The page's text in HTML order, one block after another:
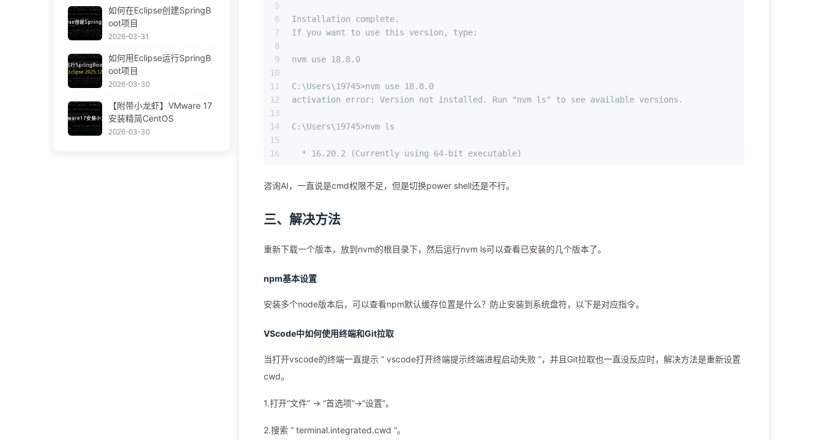
5
6
7
8
9
10
11
12
13
14
15
16
Installation complete.
If you want to use this version, type:
nvm use 18.8.0
C:\Users\19745>nvm use 18.8.0
activation error: Version not installed. Run "nvm ls" to see available versions.
C:\Users\19745>nvm ls
  * 16.20.2 (Currently using 64-bit executable)
咨询AI，一直说是cmd权限不足，但是切换power shell还是不行。
三、解决方法
重新下载一个版本，放到nvm的根目录下，然后运行nvm ls可以查看已安装的几个版本了。
npm基本设置
安装多个node版本后，可以查看npm默认缓存位置是什么？防止安装到系统盘符，以下是对应指令。
VScode中如何使用终端和Git拉取
当打开vscode的终端一直提示 “ vscode打开终端提示终端进程启动失败 ”，并且Git拉取也一直没反应时，解决方法是重新设置
cwd。
1.打开“文件” -> “首选项”->“设置”。
2.搜索 “ terminal.integrated.cwd ”。
如何在Eclipse创建SpringB
oot项目
2026-03-31
如何用Eclipse运行SpringB
oot项目
2026-03-30
【附带小龙虾】VMware 17
安装精简CentOS
2026-03-30